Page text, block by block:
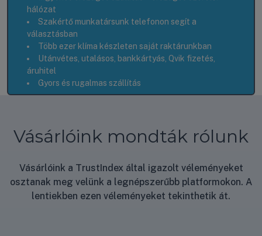
hálózat
Szakértő munkatársunk telefonon segít a
választásban
Több ezer klíma készleten saját raktárunkban
Utánvétes, utalásos, bankkártyás, Qvik fizetés,
áruhitel
Gyors és rugalmas szállítás
Vásárlóink mondták rólunk
Vásárlóink a TrustIndex által igazolt véleményeket
osztanak meg velünk a legnépszerűbb platformokon. A
lentiekben ezen véleményeket tekinthetik át.